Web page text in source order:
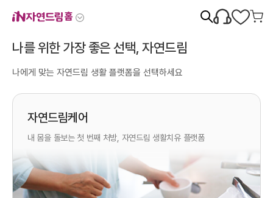
홈
나를 위한 가장 좋은 선택, 자연드림
나에게 맞는 자연드림 생활 플랫폼을 선택하세요
자연드림케어
내 몸을 돌보는 첫 번째 처방, 자연드림 생활치유 플랫폼